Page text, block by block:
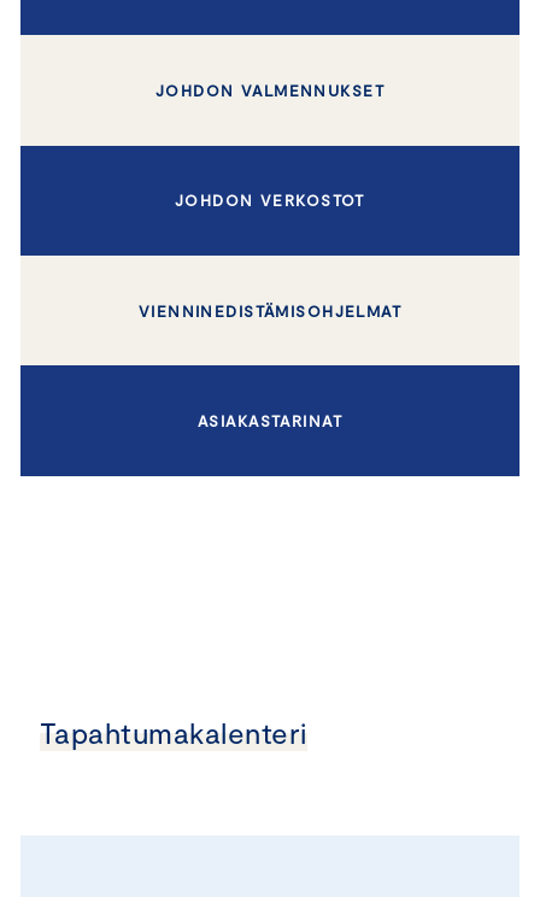
JOHDON VALMENNUKSET
JOHDON VERKOSTOT
VIENNINEDISTÄMISOHJELMAT
ASIAKASTARINAT
Tapahtumakalenteri